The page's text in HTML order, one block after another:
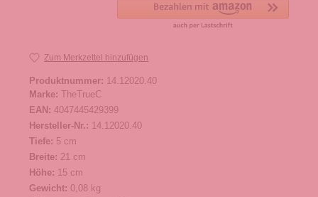
Zum Merkzettel hinzufügen
Produktnummer: 14.12020.40
Marke: TheTrueC
EAN: 4047445429399
Hersteller-Nr.: 14.12020.40
Tiefe: 5 cm
Breite: 21 cm
Höhe: 15 cm
Gewicht: 0,08 kg